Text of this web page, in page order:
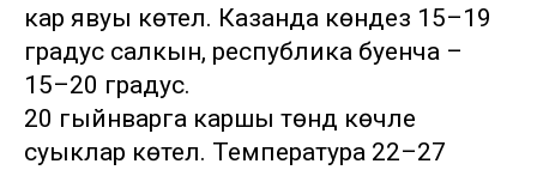
кар явуы көтелә. Казанда көндез 15–19
градус салкын, республика буенча –
15–20 градус.
20 гыйнварга каршы төндә көчле
суыклар көтелә. Температура 22–27